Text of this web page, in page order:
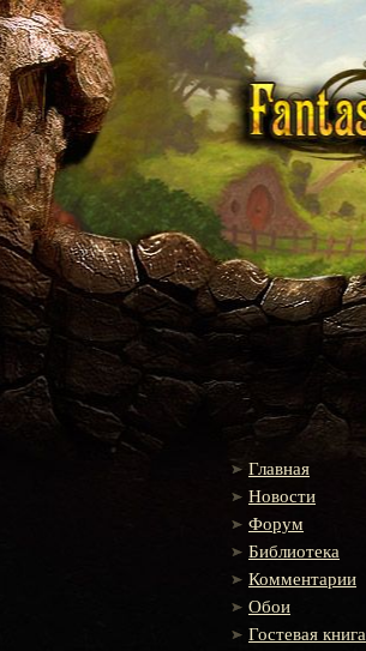
Главная
Новости
Форум
Библиотека
Комментарии
Обои
Гостевая книга